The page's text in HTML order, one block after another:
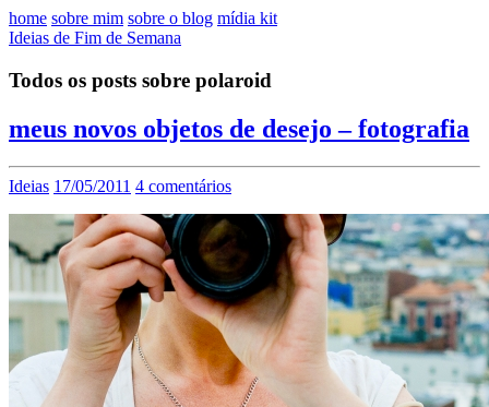
home sobre mim sobre o blog mídia kit
Ideias de Fim de Semana
Todos os posts sobre polaroid
meus novos objetos de desejo – fotografia
Ideias 17/05/2011 4 comentários